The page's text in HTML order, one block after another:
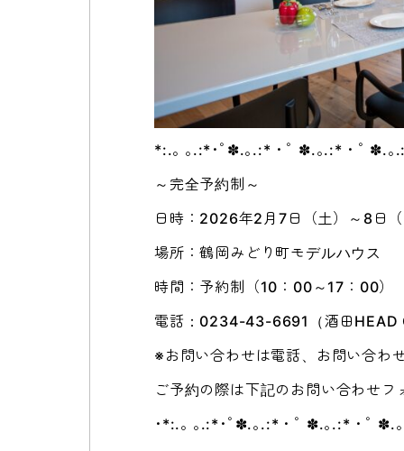
*:.｡ ｡.:*･ﾟ✽.｡.:*・ﾟ ✽.｡.:*・ﾟ ✽.｡
～完全予約制～
日時：2026年2月7日（土）～8日
場所：鶴岡みどり町モデルハウス
時間：予約制（10：00～17：00）
電話：0234-43-6691（酒田HEAD
※お問い合わせは電話、お問い合わ
ご予約の際は下記のお問い合わせ
･*:.｡ ｡.:*･ﾟ✽.｡.:*・ﾟ ✽.｡.:*・ﾟ ✽.